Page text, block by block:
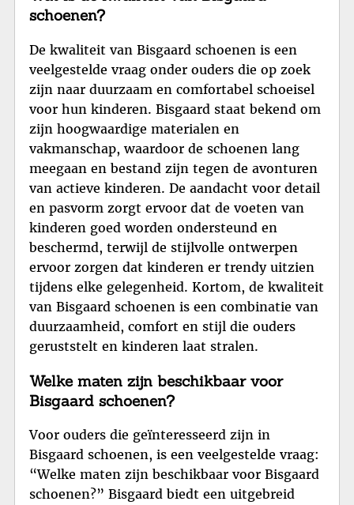
schoenen?
De kwaliteit van Bisgaard schoenen is een
veelgestelde vraag onder ouders die op zoek
zijn naar duurzaam en comfortabel schoeisel
voor hun kinderen. Bisgaard staat bekend om
zijn hoogwaardige materialen en
vakmanschap, waardoor de schoenen lang
meegaan en bestand zijn tegen de avonturen
van actieve kinderen. De aandacht voor detail
en pasvorm zorgt ervoor dat de voeten van
kinderen goed worden ondersteund en
beschermd, terwijl de stijlvolle ontwerpen
ervoor zorgen dat kinderen er trendy uitzien
tijdens elke gelegenheid. Kortom, de kwaliteit
van Bisgaard schoenen is een combinatie van
duurzaamheid, comfort en stijl die ouders
geruststelt en kinderen laat stralen.
Welke maten zijn beschikbaar voor
Bisgaard schoenen?
Voor ouders die geïnteresseerd zijn in
Bisgaard schoenen, is een veelgestelde vraag:
“Welke maten zijn beschikbaar voor Bisgaard
schoenen?” Bisgaard biedt een uitgebreid